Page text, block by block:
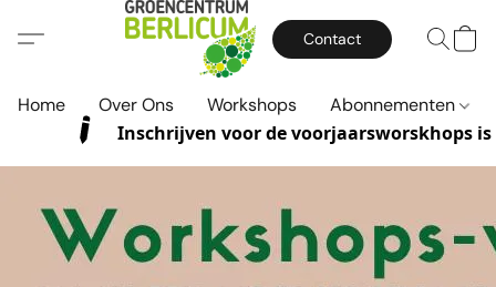
Contact
Home Over Ons Workshops Abonnementen
Inschrijven voor de voorjaarsworskhops